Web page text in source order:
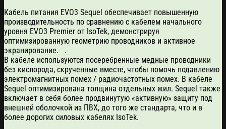
Кабель питания EVO3 Sequel обеспечивает повышенную
производительность по сравнению с кабелем начального
уровня EVO3 Premier от IsoTek, демонстрируя
оптимизированную геометрию проводников и активное
экранирование. .
В кабеле используются посеребренные медные проводники
без кислорода, скрученные вместе, чтобы помочь подавлению
электромагнитных помех / радиочастотных помех. В кабеле
Sequel оптимизирована толщина отдельных жил. Sequel также
включает в себя более продвинутую «активную» защиту под
внешней оболочкой из ПВХ, до того же стандарта, что и в
более дорогих силовых кабелях IsoTek.